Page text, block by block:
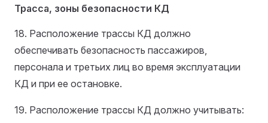
Трасса, зоны безопасности КД
18. Расположение трассы КД должно
обеспечивать безопасность пассажиров,
персонала и третьих лиц во время эксплуатации
КД и при ее остановке.
19. Расположение трассы КД должно учитывать: